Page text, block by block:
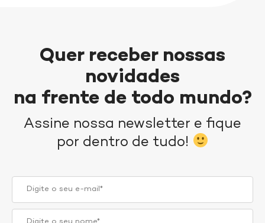
Quer receber nossas
novidades
na frente de todo mundo?
Assine nossa newsletter e fique
por dentro de tudo!